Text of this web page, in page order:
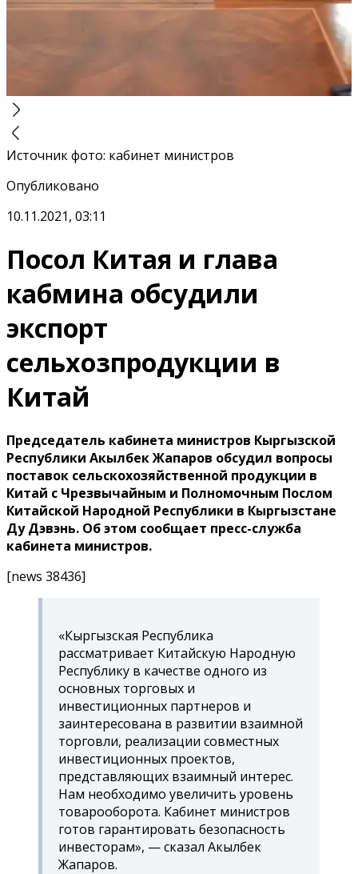
Источник фото: кабинет министров
Опубликовано
10.11.2021, 03:11
Посол Китая и глава
кабмина обсудили
экспорт
сельхозпродукции в
Китай
Председатель кабинета министров Кыргызской
Республики Акылбек Жапаров обсудил вопросы
поставок сельскохозяйственной продукции в
Китай с Чрезвычайным и Полномочным Послом
Китайской Народной Республики в Кыргызстане
Ду Дэвэнь. Об этом сообщает пресс-служба
кабинета министров.
[news 38436]
«Кыргызская Республика
рассматривает Китайскую Народную
Республику в качестве одного из
основных торговых и
инвестиционных партнеров и
заинтересована в развитии взаимной
торговли, реализации совместных
инвестиционных проектов,
представляющих взаимный интерес.
Нам необходимо увеличить уровень
товарооборота. Кабинет министров
готов гарантировать безопасность
инвесторам», — сказал Акылбек
Жапаров.